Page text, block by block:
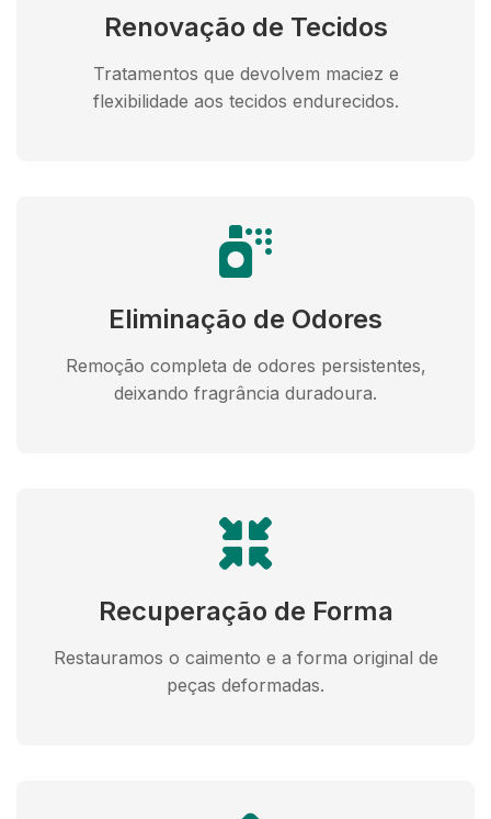
Renovação de Tecidos
Tratamentos que devolvem maciez e
flexibilidade aos tecidos endurecidos.
Eliminação de Odores
Remoção completa de odores persistentes,
deixando fragrância duradoura.
Recuperação de Forma
Restauramos o caimento e a forma original de
peças deformadas.